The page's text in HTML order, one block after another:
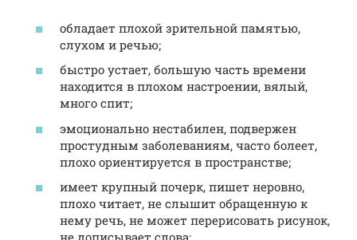
обладает плохой зрительной памятью,
слухом и речью;
быстро устает, большую часть времени
находится в плохом настроении, вялый,
много спит;
эмоционально нестабилен, подвержен
простудным заболеваниям, часто болеет,
плохо ориентируется в пространстве;
имеет крупный почерк, пишет неровно,
плохо читает, не слышит обращенную к
нему речь, не может перерисовать рисунок,